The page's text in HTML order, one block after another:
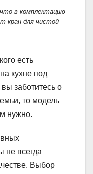
в комплектацию
кран для чистой
есть
кухне под
заботитесь о
то модель
нужно.
не всегда
Выбор